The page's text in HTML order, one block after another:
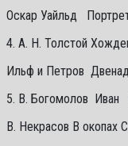
Оскар Уайльд
4. А. Н. Толстой
Ильф и Петров
5. В. Богомолов Иван
В. Некрасов В окопах